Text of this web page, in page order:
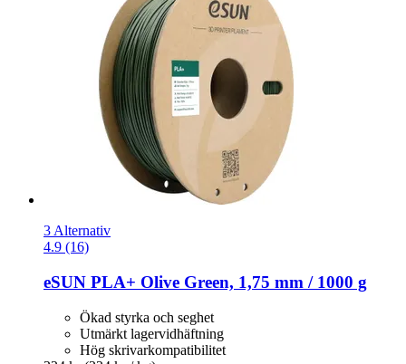
3 Alternativ
4.9 (16)
eSUN PLA+ Olive Green, 1,75 mm / 1000 g
Ökad styrka och seghet
Utmärkt lagervidhäftning
Hög skrivarkompatibilitet